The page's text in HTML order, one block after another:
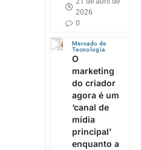
2026
0
Mercado de
Tecnologia
O
marketing
do criador
agora é um
‘canal de
mídia
principal’
enquanto a